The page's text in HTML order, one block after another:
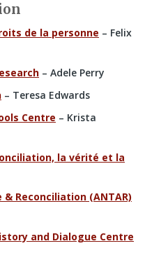
de la personne – Felix
– Adele Perry
– Teresa Edwards
Centre – Krista
la vérité et la
Reconciliation (ANTAR)
and Dialogue Centre